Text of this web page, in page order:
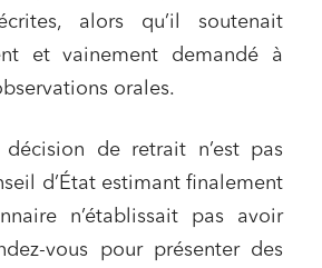
alors qu’il soutenait
et vainement demandé à
orales.
décision de retrait n’est pas
d’État estimant finalement
n’établissait pas avoir
vous pour présenter des